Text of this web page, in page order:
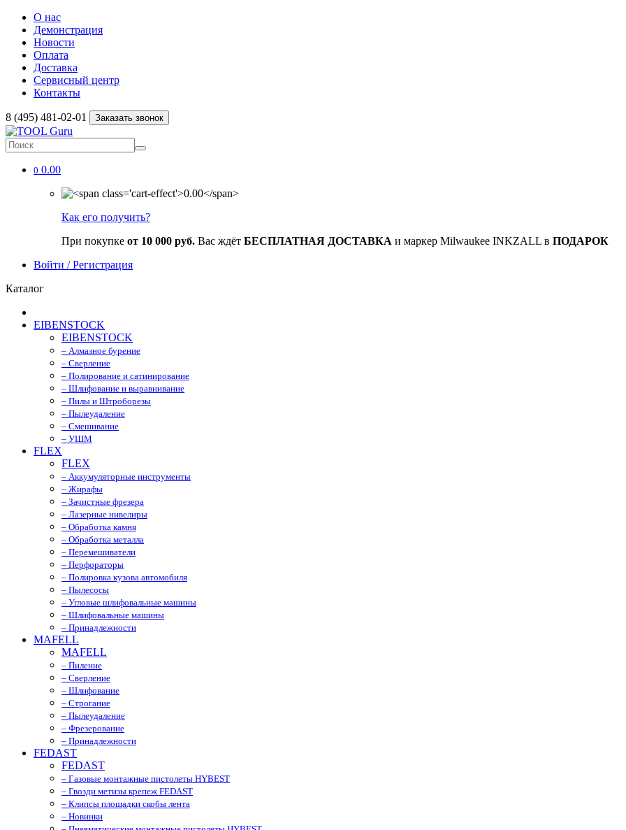
О нас
Демонстрация
Новости
Оплата
Доставка
Сервисный центр
Контакты
8 (495) 481-02-01 Заказать звонок
0 0.00
Как его получить?
При покупке от 10 000 руб. Вас ждёт БЕСПЛАТНАЯ ДОСТАВКА и маркер Milwaukee INKZALL в ПОДАРОК
Войти / Регистрация
Каталог
EIBENSTOCK
EIBENSTOCK
– Алмазное бурение
– Сверление
– Полирование и сатинирование
– Шлифование и выравнивание
– Пилы и Штроборезы
– Пылеудаление
– Смешивание
– УШМ
FLEX
FLEX
– Аккумуляторные инструменты
– Жирафы
– Зачистные фрезера
– Лазерные нивелиры
– Обработка камня
– Обработка металла
– Перемешиватели
– Перфораторы
– Полировка кузова автомобиля
– Пылесосы
– Угловые шлифовальные машины
– Шлифовальные машины
– Принадлежности
MAFELL
MAFELL
– Пиление
– Сверление
– Шлифование
– Строгание
– Пылеудаление
– Фрезерование
– Принадлежности
FEDAST
FEDAST
– Газовые монтажные пистолеты HYBEST
– Гвозди метизы крепеж FEDAST
– Клипсы площадки скобы лента
– Новинки